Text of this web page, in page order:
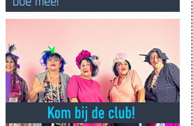
We are bigger than Jesus~ John Lennon